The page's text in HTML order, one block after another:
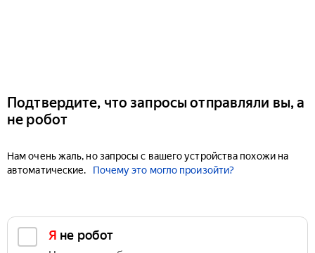
Подтвердите, что запросы отправляли вы, а
не робот
Нам очень жаль, но запросы с вашего устройства похожи на
автоматические.
Почему это могло произойти?
Я не робот